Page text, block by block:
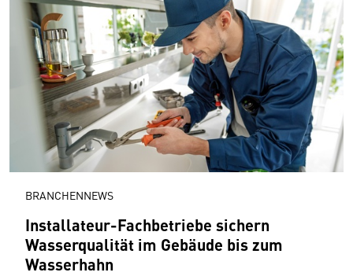
BRANCHENNEWS
Installateur-Fachbetriebe sichern
Wasserqualität im Gebäude bis zum
Wasserhahn